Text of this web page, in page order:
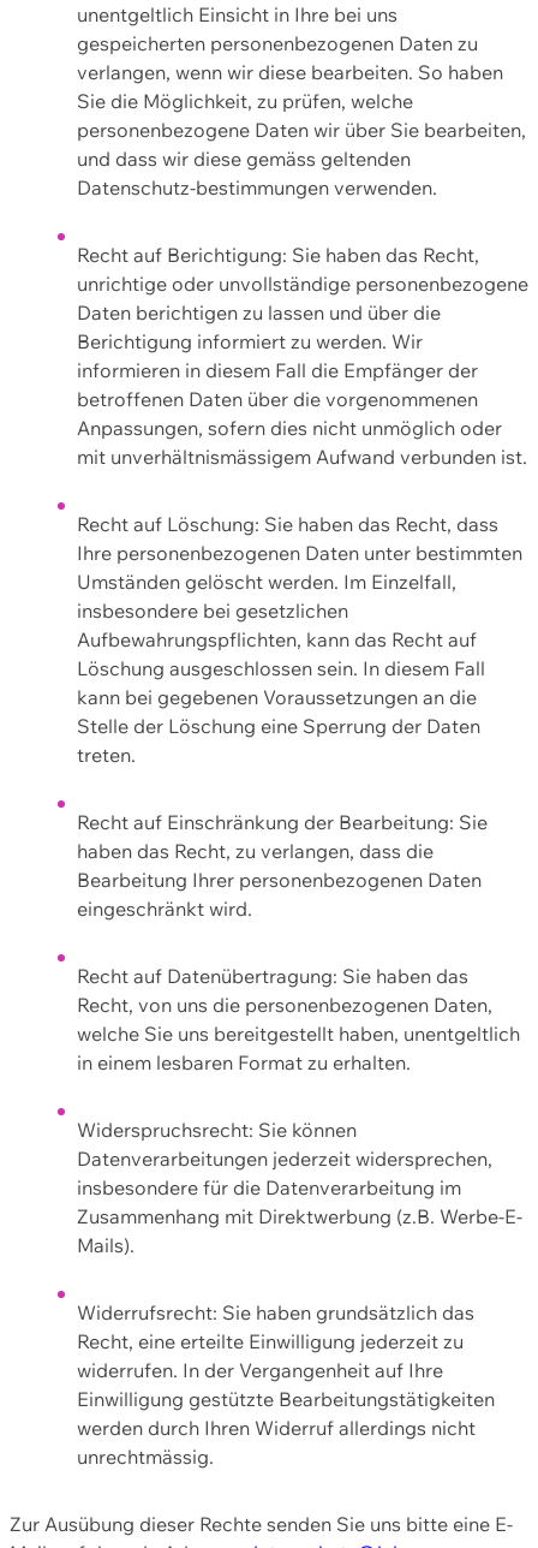
unentgeltlich Einsicht in Ihre bei uns
gespeicherten personenbezogenen Daten zu
verlangen, wenn wir diese bearbeiten. So haben
Sie die Möglichkeit, zu prüfen, welche
personenbezogene Daten wir über Sie bearbeiten,
und dass wir diese gemäss geltenden
Datenschutz-bestimmungen verwenden.
Recht auf Berichtigung: Sie haben das Recht,
unrichtige oder unvollständige personenbezogene
Daten berichtigen zu lassen und über die
Berichtigung informiert zu werden. Wir
informieren in diesem Fall die Empfänger der
betroffenen Daten über die vorgenommenen
Anpassungen, sofern dies nicht unmöglich oder
mit unverhältnismässigem Aufwand verbunden ist.
Recht auf Löschung: Sie haben das Recht, dass
Ihre personenbezogenen Daten unter bestimmten
Umständen gelöscht werden. Im Einzelfall,
insbesondere bei gesetzlichen
Aufbewahrungspflichten, kann das Recht auf
Löschung ausgeschlossen sein. In diesem Fall
kann bei gegebenen Voraussetzungen an die
Stelle der Löschung eine Sperrung der Daten
treten.
Recht auf Einschränkung der Bearbeitung: Sie
haben das Recht, zu verlangen, dass die
Bearbeitung Ihrer personenbezogenen Daten
eingeschränkt wird.
Recht auf Datenübertragung: Sie haben das
Recht, von uns die personenbezogenen Daten,
welche Sie uns bereitgestellt haben, unentgeltlich
in einem lesbaren Format zu erhalten.
Widerspruchsrecht: Sie können
Datenverarbeitungen jederzeit widersprechen,
insbesondere für die Datenverarbeitung im
Zusammenhang mit Direktwerbung (z.B. Werbe-E-
Mails).
Widerrufsrecht: Sie haben grundsätzlich das
Recht, eine erteilte Einwilligung jederzeit zu
widerrufen. In der Vergangenheit auf Ihre
Einwilligung gestützte Bearbeitungstätigkeiten
werden durch Ihren Widerruf allerdings nicht
unrechtmässig.
Zur Ausübung dieser Rechte senden Sie uns bitte eine E-